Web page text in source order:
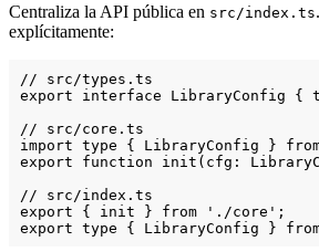
Centraliza la API pública en src/index.ts
explícitamente:
// src/types.ts
export
interface LibraryConfig {
// src/core.ts
import type { LibraryConfig }
export
function init (cfg:
// src/index.ts
export { init } from './core'
export type { LibraryConfig }